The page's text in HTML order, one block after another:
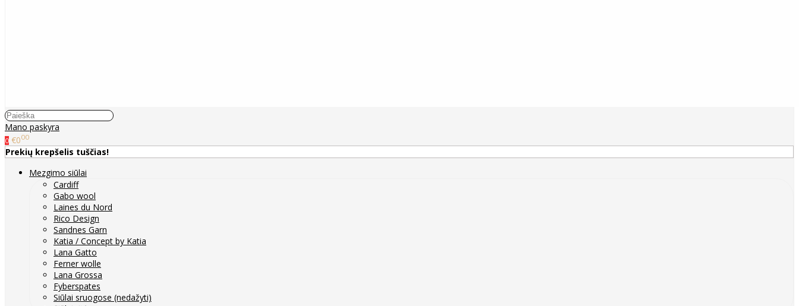
Mano paskyra
0 €000
Prekių krepšelis tuščias!
Mezgimo siūlai
Cardiff
Gabo wool
Laines du Nord
Rico Design
Sandnes Garn
Katia / Concept by Katia
Lana Gatto
Ferner wolle
Lana Grossa
Fyberspates
Siūlai sruogose (nedažyti)